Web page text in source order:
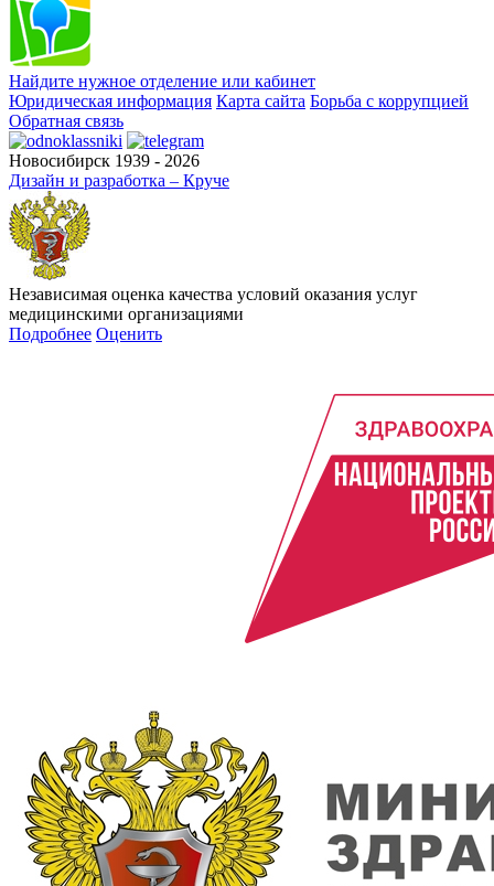
Найдите нужное отделение или кабинет
Юридическая информация Карта сайта Борьба с коррупцией
Обратная связь
Новосибирск 1939 - 2026
Дизайн и разработка – Круче
Независимая оценка качества условий оказания услуг
медицинскими организациями
Подробнее Оценить